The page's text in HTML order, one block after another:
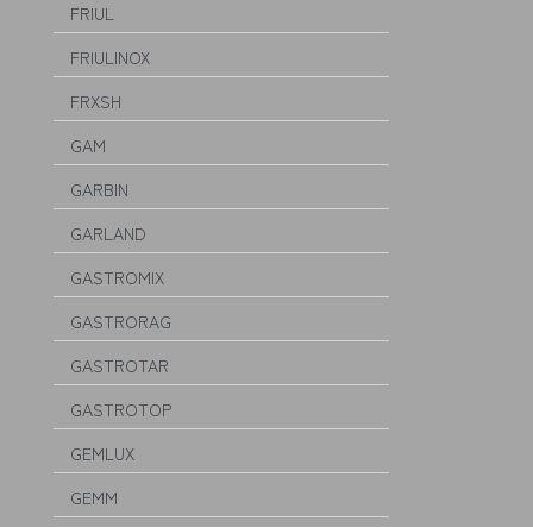
FRIUL
FRIULINOX
FRXSH
GAM
GARBIN
GARLAND
GASTROMIX
GASTRORAG
GASTROTAR
GASTROTOP
GEMLUX
GEMM